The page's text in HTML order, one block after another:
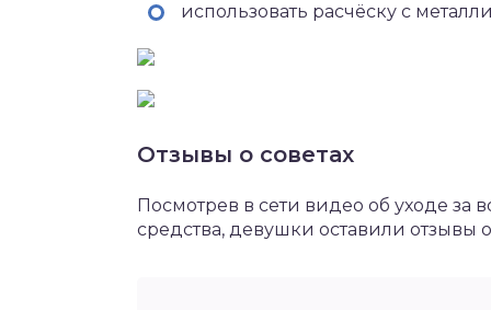
использовать расчёску с
Отзывы о советах
Посмотрев в сети видео об уходе за
средства, девушки оставили отзывы